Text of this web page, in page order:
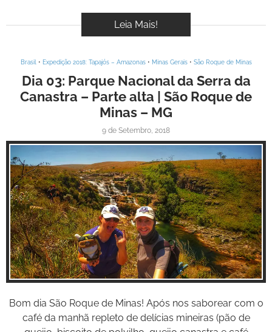
Leia Mais!
Brasil• Expedição 2018: Tapajós – Amazonas• Minas Gerais• São Roque de Minas
Dia 03: Parque Nacional da Serra da
Canastra – Parte alta | São Roque de
Minas – MG
9 de Setembro, 2018
Inspire-se!
Bom dia São Roque de Minas! Após nos saborear com o
café da manhã repleto de delícias mineiras (pão de